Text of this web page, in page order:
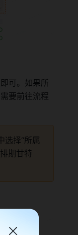
可。如果所
要前往流程
选择“所属
期甘特